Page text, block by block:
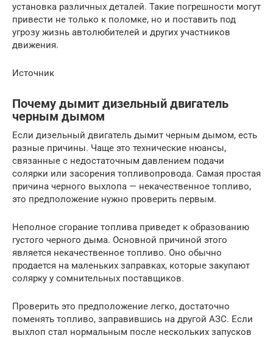
установка различных деталей. Такие погрешности могут
привести не только к поломке, но и поставить под
угрозу жизнь автолюбителей и других участников
движения.
Источник
Почему дымит дизельный двигатель
черным дымом
Если дизельный двигатель дымит черным дымом, есть
разные причины. Чаще это технические нюансы,
связанные с недостаточным давлением подачи
солярки или засорения топливопровода. Самая простая
причина черного выхлопа — некачественное топливо,
это предположение нужно проверить первым.
Неполное сгорание топлива приведет к образованию
густого черного дыма. Основной причиной этого
является некачественное топливо. Оно обычно
продается на маленьких заправках, которые закупают
солярку у сомнительных поставщиков.
Проверить это предположение легко, достаточно
поменять топливо, заправившись на другой АЗС. Если
выхлоп стал нормальным после нескольких запусков